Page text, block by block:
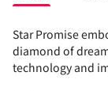
Star Promise
diamond of
technology and